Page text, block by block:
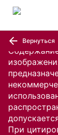
При
Вернуться